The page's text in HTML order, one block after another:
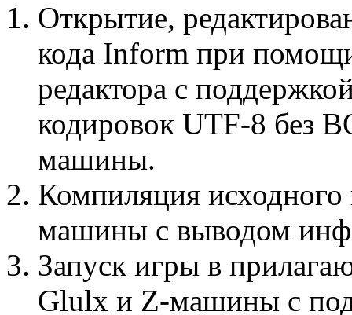
Открытие,
кода Inform при
редактора с
кодировок UTF-8 без
машины.
Компиляция
машины с выводом
Запуск игры в
Glulx и Z-машины с